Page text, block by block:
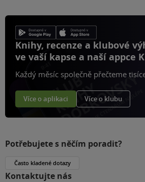
Knihy, recenze a klubové
ve vaší kapse a naší appce
Každý měsíc společně přečteme
Více o aplikaci Více o klubu
Potřebujete s něčím poradit?
Často kladené dotazy
Kontaktujte nás